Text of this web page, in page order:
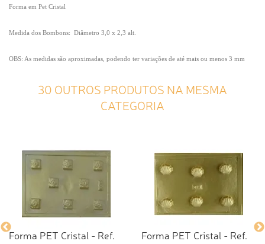
Forma em Pet Cristal
Medida dos Bombons: Diâmetro 3,0 x 2,3 alt.
OBS: As medidas são aproximadas, podendo ter variações de até mais ou menos 3 mm
30 OUTROS PRODUTOS NA MESMA
CATEGORIA
Forma PET Cristal - Ref.
Forma PET Cristal - Ref.